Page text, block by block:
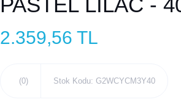
2.359,56 TL
(0) Stok Kodu: G2WCYCM3Y40